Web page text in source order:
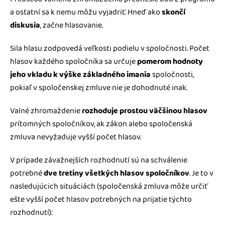
a ostatní sa k nemu môžu vyjadriť. Hneď akoskončí
diskusia, začne hlasovanie.
Sila hlasu zodpovedá veľkosti podielu v spoločnosti. Počet
hlasov každého spoločníka sa určujepomerom hodnoty
jeho vkladu k výške základného imaniaspoločnosti,
pokiaľ v spoločenskej zmluve nie je dohodnuté inak.
Valné zhromaždenierozhoduje prostou väčšinou hlasov
prítomných spoločníkov, ak zákon alebo spoločenská
zmluva nevyžaduje vyšší počet hlasov.
V prípade závažnejších rozhodnutí sú na schválenie
potrebnédve tretiny všetkých hlasov spoločníkov. Je to v
nasledujúcich situáciách (spoločenská zmluva môže určiť
ešte vyšší počet hlasov potrebných na prijatie týchto
rozhodnutí):